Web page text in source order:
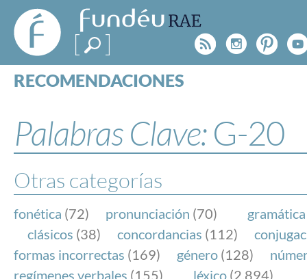
FundéuRAE
- Fundación
del Español
Urgente
Rss
RECOMENDACIONES
ESPECIALES
BLOG
NOTICIAS
SOBRE LA FUNDÉURAE
FundéuRAE es una fundación patrocinada por la
y la Real Academia Española, cuyo objetivo es
el buen uso del español en los medios de
Palabras Clave:G-20
Otras categorías
fonética (72) pronunciación (70) gramática
clásicos (38) concordancias (112)
formas incorrectas (169) género (128)
regímenes verbales (155) léxico (2.894)